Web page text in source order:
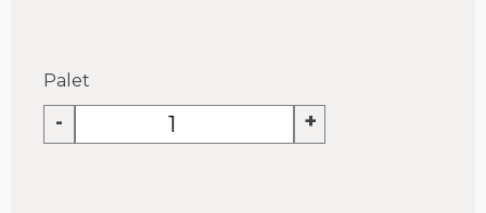
Palet
- +